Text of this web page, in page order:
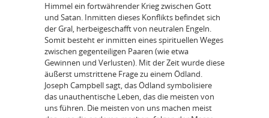
Himmel ein fortwährender Krieg zwischen Gott
und Satan. Inmitten dieses Konflikts befindet sich
der Gral, herbeigeschafft von neutralen Engeln.
Somit besteht er inmitten eines spirituellen Weges
zwischen gegenteiligen Paaren (wie etwa
Gewinnen und Verlusten). Mit der Zeit wurde diese
äußerst umstrittene Frage zu einem Ödland.
Joseph Campbell sagt, das Ödland symbolisiere
das unauthentische Leben, das die meisten von
uns führen. Die meisten von uns machen meist